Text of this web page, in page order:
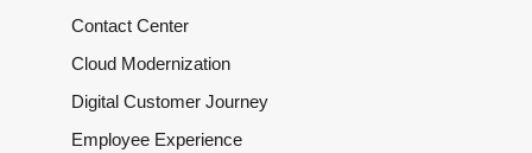
Contact Center
Cloud Modernization
Digital Customer Journey
Employee Experience